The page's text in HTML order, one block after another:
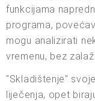
funkcijama
programa,
mogu analizirati
vremenu, bez
"Skladištenje"
liječenja, opet